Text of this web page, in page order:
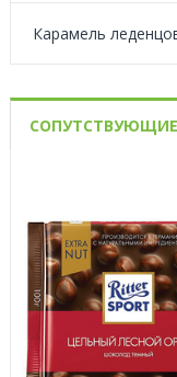
Карамель